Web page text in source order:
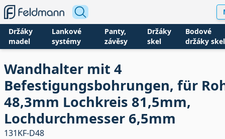
Držáky
madel
Lankové
systémy
Panty,
závěsy
Držáky
skel
Bodové
držáky skel
Wandhalter mit 4
Befestigungsbohrungen, für
48,3mm Lochkreis 81,5mm,
Lochdurchmesser 6,5mm
131KF-D48